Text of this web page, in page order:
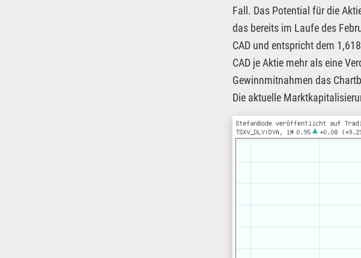
Fall. Das Potential für die
das bereits im Laufe des
CAD und entspricht dem
CAD je Aktie mehr als eine
Gewinnmitnahmen das
Die aktuelle